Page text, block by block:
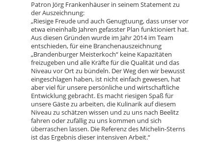
Patron Jörg Frankenhäuser in seinem Statement zu
der Auszeichnung:
„Riesige Freude und auch Genugtuung, dass unser vor
etwa eineinhalb Jahren gefasster Plan funktioniert hat.
Aus diesen Gründen wurde im Jahr 2014 im Team
entschieden, für eine Branchenauszeichnung
„Brandenburger Meisterkoch“ keine Kapazitäten
freizugeben und alle Kräfte für die Qualität und das
Niveau vor Ort zu bündeln. Der Weg den wir bewusst
eingeschlagen haben, ist nicht einfach gewesen, hat
aber viel für unsere persönliche und wirtschaftliche
Entwicklung gebracht. Es macht riesigen Spaß für
unsere Gäste zu arbeiten, die Kulinarik auf diesem
Niveau zu schätzen wissen und zu uns nach Beelitz
fahren oder zufällig zu uns kommen und sich
überraschen lassen. Die Referenz des Michelin-Sterns
ist das Ergebnis dieser intensiven Arbeit.“